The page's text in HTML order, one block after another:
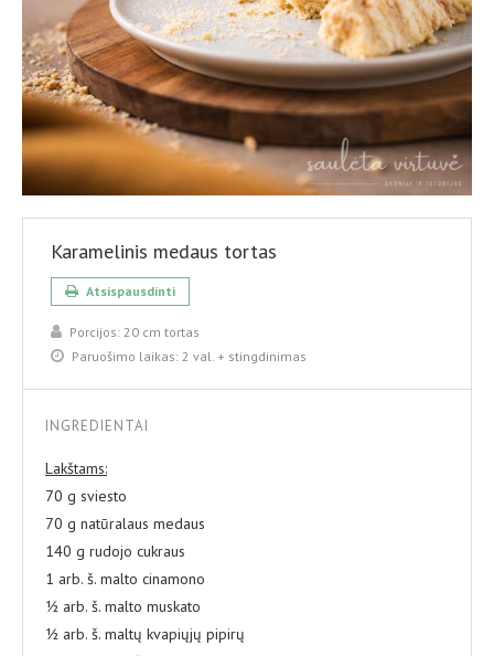
Karamelinis medaus tortas
Atsispausdinti
Porcijos: 20 cm tortas
Paruošimo laikas: 2 val. + stingdinimas
INGREDIENTAI
Lakštams:
70 g sviesto
70 g natūralaus medaus
140 g rudojo cukraus
1 arb. š. malto cinamono
½ arb. š. malto muskato
½ arb. š. maltų kvapiųjų pipirų